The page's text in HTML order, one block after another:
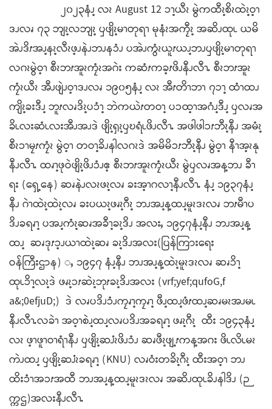
၂၀၂၃နံၪ့ လၩ August 12 ၥၫ့ယီၩ မွဲကထီၩ့စိၩထဲၩ့ဝ့ၫ
ဒၪလၧ ၇၃ ဘျၩ့လဘျၩ့ ၦဖျိၩ့မၫတုရၫ မုနံၩအကၠီၩ့ အဆိၪထုၬ ယမိ
အဲၪဒိၭအၪ့နၩ့လီၩဖ့ၪနဲၪဘၪနၥံၪ ပအဲၪကွံၩယူၭယၪ့ဘၪၦဖျိၩ့မၫတုရၫ
လဂၩမွဲဝ့ၫ စီၩဘၭအူၩကၠံၩအဂဲး ကဆံၭကခ့ၭဖိၪနီၪလီၫႉ စီၩဘၭအူၩ
ကၠံၩယီၩ အီၪဖျဲၪဝ့ၫဒၪလၧ ၁၉၀၅နံၪ့ လၩ အီၭတိၫဘၫ ၇ၥၫ့ ထံၫထၪ
ကျိၩ့ခးဒီၪ့ ဘူၭလၧဒိၩ့ပၥံၫ့ ဘဲကယဲၭတဝၫ့ ပၥထ့ၫအဂံၪ့ဒီၪ့ ၦလၧအ
ခိၬလးဆံၬလးအီၪအၪဒဲ ဖျိၩ့ၡၩ့ၦဎရံၬဖိၪလီၫႉ အဖါဖါၥၭဘီၩ့နီၪ အမံၩ့
စီၩၥၫမၠၭကၠံၩ မွဲဝ့ၫ တဝၫ့ခိၪနါလဂၩဒဲ အမိမိၥၭဘီၩ့နီၪ မွဲဝ့ၫ နီၫအ့ၩနု
နီၪလီၫႉ ထၧၫ့ဖုဝဲဖျိၩ့ဖိၪၥံၪဧ့ စီၩဘၭအူၩကၠံၩယီၩ မွဲၦလၧအန့ဘၪ ခီၫ
ရး (ရှေ့နေ) ဆၧနဲၪလၩဖၩ့လၧ ခးအ့ၫဂလၫ့နီၪလီၫႉ နံၪ့ ၁၉၃၇နံၪ့
နီၪ ဂဲၫထဲၩ့ထဲၩ့လၧ ခးပယၩ့ဖၧၩ့ဂီၩ့ ဘၪအၪ့န့ထၪ့မူၩဒၩလၧ ဘၭမီၫပ
ဒိၪခရၧၫ့ ပအၪ့ကံၩ့ဆၧအခီၫ့ခၩ့ဒိၪ အလးႇ ၁၉၄၇နံၪ့နီၪ ဘၪအၪ့န့
ထၪ့ ဆၧဒုၭၥ့ၪယၫထဲၩ့ဆၧ ခၩ့ဒိၪအလး(ပြန်ကြားရေး
ဝန်ကြီးဌာန) ႇ ၁၉၄၇ နံၪ့နီၪ ဘၪအၪ့န့ထဲၩ့မူၩဒၩလၧ ဆၧၥိၫ့
ထုၬၥိၫ့လၩ့ဒဲ ဖၧၩ့ၥၭဆဲၩ့ဘုၭခၩ့ဒိၪအလး (vrf;yef;qufoG,f
a&;0efjuD;) ဒဲ လၧပဒိၪၥံၪကၠၧၫ့ကၠၧၫ့ ဖီၪ့ထၪ့ဖံၭထၪ့ဆၧမၩအၪမၬ
နီၪလီၫႉလခဲၫ အဝ့ၫစဲၪ့ထၪ့လၧပဒိၪအခရၧၫ့ ဖၧၩ့ဂီၩ့ ထီး ၁၉၄၃နံၪ့
လၩ ဖ့ၫဖူၫဝၫရံၫနီၪ ၦဖျိၩ့ဆၨၩဖိၪၥံၪ ဆၧဖီၩ့ဖျ့ၭကန့အဂး ဖိၬလိၬမၩ
ကဲၪထၪ့ ၦဖျိၩ့ဆၨၩခရၧၫ့ (KNU) လၧဝံးတခိၩ့ဂီၩ့ ထီးအဝ့ၫ ဘၪ
ထိးၥံၫအၥၭအထီ ဘၪအၪ့န့ထၪ့မူၩဒၩလၧ အဆိၪထုၬခိၪနါဒိၪ (ဉ
က္ကဌ)အလးနီၪလီၫႉ